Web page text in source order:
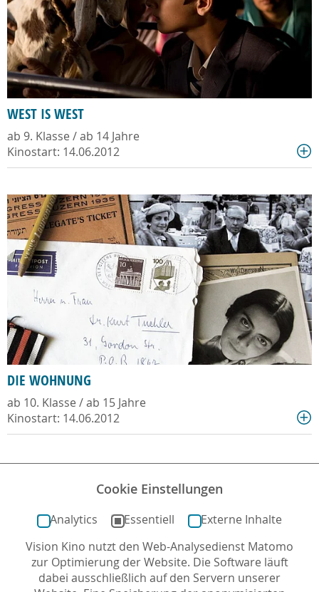
WEST IS WEST
ab 9. Klasse / ab 14 Jahre
Kinostart: 14.06.2012
DIE WOHNUNG
ab 10. Klasse / ab 15 Jahre
Kinostart: 14.06.2012
51 52 53 54
24VON 1573 FILMTIPPS
Cookie Einstellungen
Analytics Essentiell
Externe Inhalte
Vision Kino nutzt den Web-Analysedienst Matomo
zur Optimierung der Website. Die Software läuft
dabei ausschließlich auf den Servern unserer